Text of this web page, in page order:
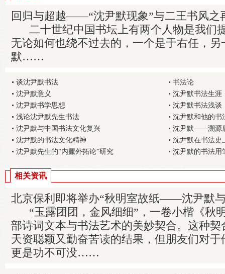
回归与超越——“沈尹默现象”与二王书风之
二十世纪中国书坛上有两个人物是我们
无论如何也绕不过去的，一个是于右任，另
默……
谈沈尹默书法
书法论
沈尹默意义
沈尹默书法生涯
沈尹默书学思想
沈尹默书法浅谈
浅论沈尹默先生书法
沈尹默和他的书
沈尹默与中国书法文化复兴
沈尹默——溯源
沈尹默的书法文化精神
沈尹默在书法史
沈尹默先生的“内擫外拓论”研究
沈尹默的书法用
相关资讯
北京保利即将举办“秋明室故纸——沈尹默
“玉露团团，金风细细”，一卷小楷《秋
部诗词文本与书法艺术的美妙契合。这种
天资聪颖又勤奋苦读的结果，但朋友们对
更是功不可没……